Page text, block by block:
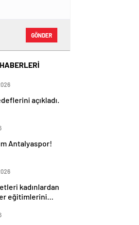
GÖNDER
HABERLERİ
açıkladı.
Antalyaspor!
kadınlardan
eğitimlerini